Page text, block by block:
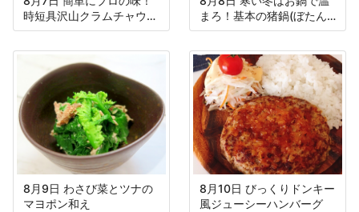
時短具沢山クラムチャウダ
ー！
まろ！基本の猪鍋(ぼたん
鍋)！
8月9日 わさび菜とツナの
マヨポン和え
8月10日 びっくりドンキー
風ジューシーハンバーグ